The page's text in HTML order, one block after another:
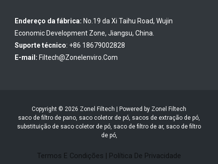
Endereço da fábrica: No.19 da Xi Taihu Road, Wujin
Economic Development Zone, Jiangsu, China.
Suporte técnico: +86 18679002828
E-mail: Filtech@zonelenviro.com
Copyright © 2026 Zonel Filtech | Powered by Zonel Filtech
saco de filtro de pano, saco coletor de pó, sacos de extração de pó,
substituição de saco coletor de pó, saco de filtro de ar, saco de filtro
de pó,
Termos E Condições | Política De Privacidade